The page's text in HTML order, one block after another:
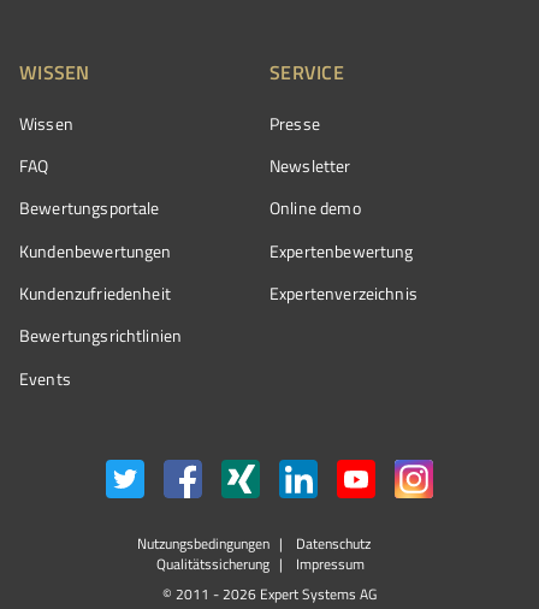
WISSEN
Wissen
FAQ
Bewertungsportale
Kundenbewertungen
Kundenzufriedenheit
Bewertungs­richtlinien
Events
SERVICE
Presse
Newsletter
Online demo
Expertenbewertung
Expertenverzeichnis
Nutzungsbedingungen
Datenschutz
Qualitätssicherung
Impressum
© 2011 - 2026 Expert Systems AG